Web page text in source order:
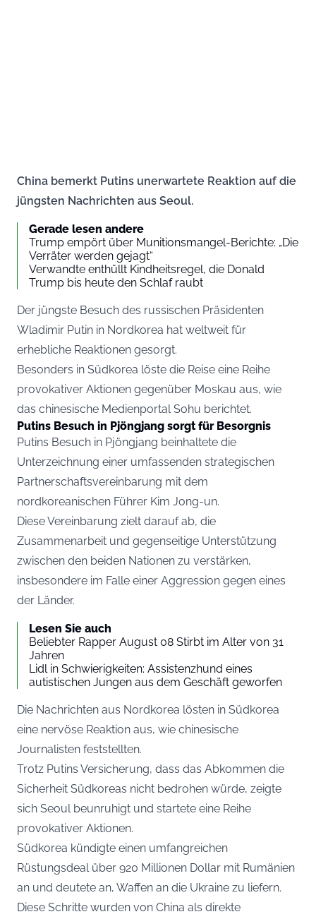
China bemerkt Putins unerwartete Reaktion auf die
jüngsten Nachrichten aus Seoul.
Gerade lesen andere
Trump empört über Munitionsmangel-Berichte: „Die
Verräter werden gejagt“
Verwandte enthüllt Kindheitsregel, die Donald
Trump bis heute den Schlaf raubt
Der jüngste Besuch des russischen Präsidenten
Wladimir Putin in Nordkorea hat weltweit für
erhebliche Reaktionen gesorgt.
Besonders in Südkorea löste die Reise eine Reihe
provokativer Aktionen gegenüber Moskau aus, wie
das chinesische Medienportal Sohu berichtet.
Putins Besuch in Pjöngjang sorgt für Besorgnis
Putins Besuch in Pjöngjang beinhaltete die
Unterzeichnung einer umfassenden strategischen
Partnerschaftsvereinbarung mit dem
nordkoreanischen Führer Kim Jong-un.
Diese Vereinbarung zielt darauf ab, die
Zusammenarbeit und gegenseitige Unterstützung
zwischen den beiden Nationen zu verstärken,
insbesondere im Falle einer Aggression gegen eines
der Länder.
Lesen Sie auch
Beliebter Rapper August 08 Stirbt im Alter von 31
Jahren
Lidl in Schwierigkeiten: Assistenzhund eines
autistischen Jungen aus dem Geschäft geworfen
Die Nachrichten aus Nordkorea lösten in Südkorea
eine nervöse Reaktion aus, wie chinesische
Journalisten feststellten.
Trotz Putins Versicherung, dass das Abkommen die
Sicherheit Südkoreas nicht bedrohen würde, zeigte
sich Seoul beunruhigt und startete eine Reihe
provokativer Aktionen.
Südkorea kündigte einen umfangreichen
Rüstungsdeal über 920 Millionen Dollar mit Rumänien
an und deutete an, Waffen an die Ukraine zu liefern.
Diese Schritte wurden von China als direkte